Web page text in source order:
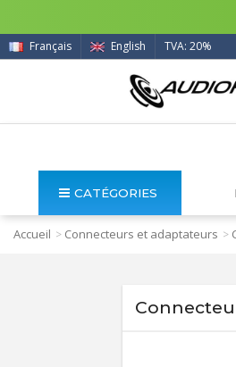
Français English TVA: 20%
CATÉGORIES
Accueil > Connecteurs et adaptateurs >